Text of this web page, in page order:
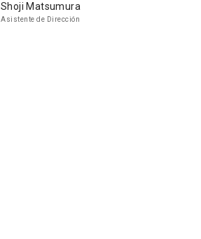
Shoji Matsumura
Asistente de Dirección